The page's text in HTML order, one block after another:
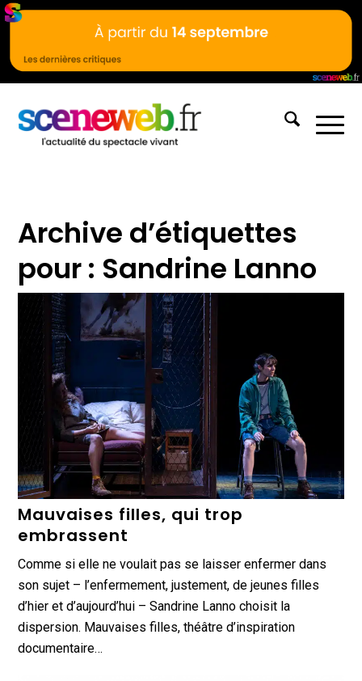
Archive d’étiquettes
pour : Sandrine Lanno
Mauvaises filles, qui trop
embrassent
Comme si elle ne voulait pas se laisser enfermer dans
son sujet – l’enfermement, justement, de jeunes filles
d’hier et d’aujourd’hui – Sandrine Lanno choisit la
dispersion. Mauvaises filles, théâtre d’inspiration
documentaire…